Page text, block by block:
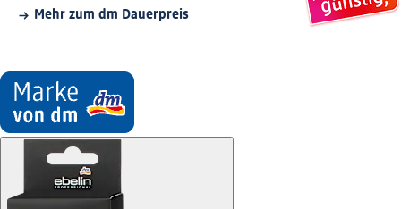
Mehr zum dm Dauerpreis